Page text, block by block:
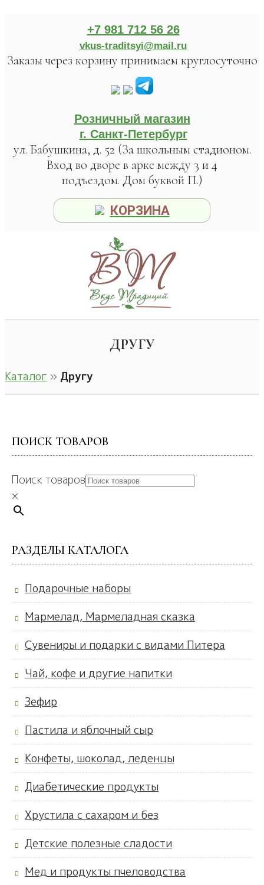
+7 981 712 56 26
vkus-traditsyi@mail.ru
Заказы через корзину принимаем круглосуточно
Розничный магазин
г. Санкт-Петербург
ул. Бабушкина, д. 52 (За школьным стадионом.
Вход во дворе в арке между 3 и 4
подъездом. Дом буквой П.)
КОРЗИНА
ДРУГУ
Каталог » Другу
ПОИСК ТОВАРОВ
Поиск товаров
×
РАЗДЕЛЫ КАТАЛОГА
Подарочные наборы
Мармелад, Мармеладная сказка
Сувениры и подарки с видами Питера
Чай, кофе и другие напитки
Зефир
Пастила и яблочный сыр
Конфеты, шоколад, леденцы
Диабетические продукты
Хрустила с сахаром и без
Детские полезные сладости
Мед и продукты пчеловодства